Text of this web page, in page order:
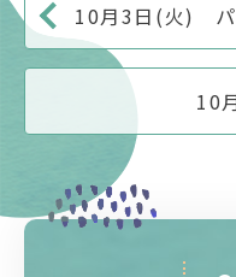
10月3日(火) パ
10